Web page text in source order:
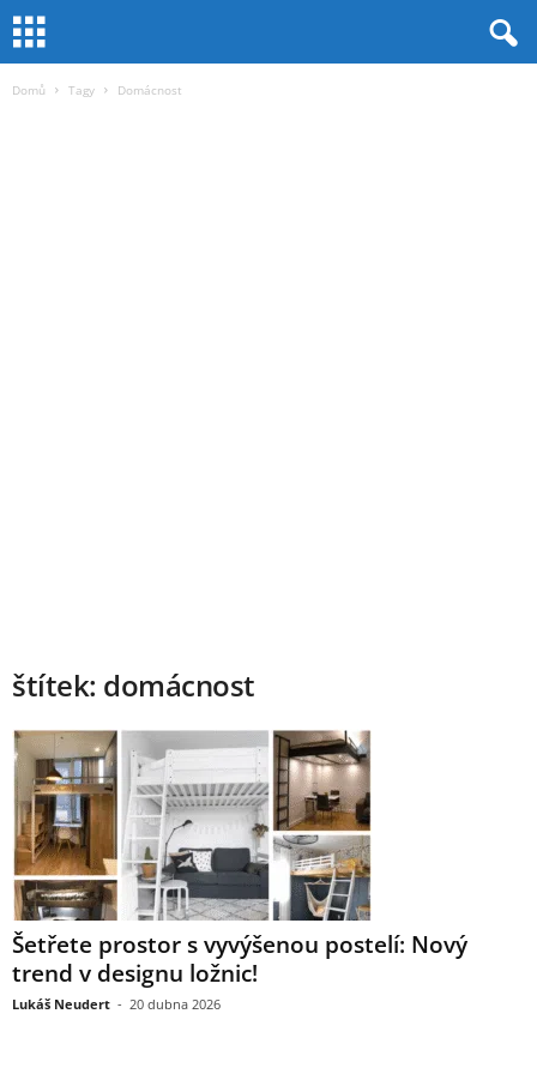
Domů Tagy Domácnost
štítek: domácnost
Šetřete prostor s vyvýšenou postelí: Nový
trend v designu ložnic!
Lukáš Neudert - 20 dubna 2026